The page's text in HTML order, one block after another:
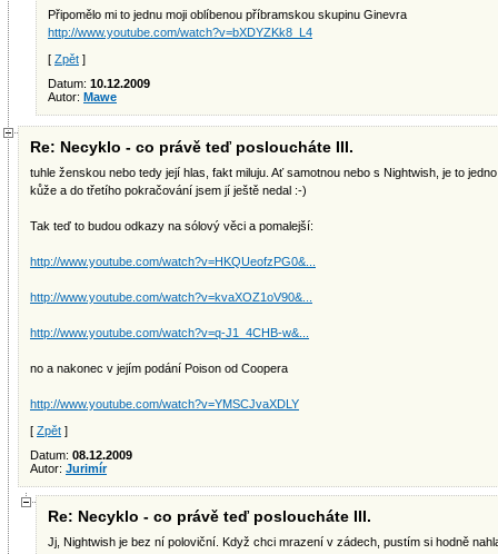
Připomělo mi to jednu moji oblíbenou příbramskou skupinu Ginevra
http://www.youtube.com/watch?v=bXDYZKk8_L4
[ Zpět ]
Datum: 10.12.2009
Autor: Mawe
Re: Necyklo - co právě teď posloucháte III.
tuhle ženskou nebo tedy její hlas, fakt miluju. Ať samotnou nebo s Nightwish, je to
kůže a do třetího pokračování jsem jí ještě nedal :-)
Tak teď to budou odkazy na sólový věci a pomalejší:
http://www.youtube.com/watch?v=HKQUeofzPG0&...
http://www.youtube.com/watch?v=kvaXOZ1oV90&...
http://www.youtube.com/watch?v=q-J1_4CHB-w&...
no a nakonec v jejím podání Poison od Coopera
http://www.youtube.com/watch?v=YMSCJvaXDLY
[ Zpět ]
Datum: 08.12.2009
Autor: Jurimír
Re: Necyklo - co právě teď posloucháte III.
Jj, Nightwish je bez ní poloviční. Když chci mrazení v zádech, pustím si hodně